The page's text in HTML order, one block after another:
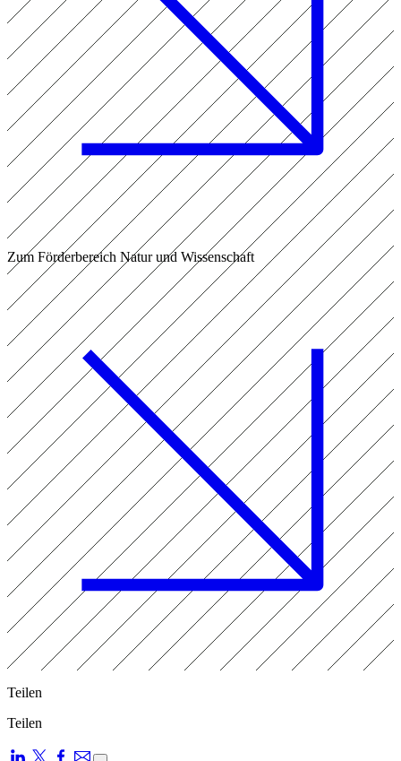
Zum Förderbereich Natur und Wissenschaft
Teilen
Teilen